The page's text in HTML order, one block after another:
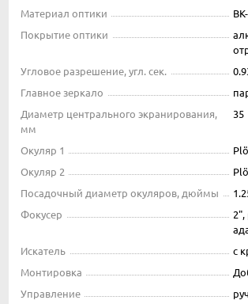
Материал оптики
Покрытие оптики
Угловое разрешение, угл. сек.
Главное зеркало
Диаметр центрального экранирования,
мм
35
Окуляр 1
Окуляр 2
Посадочный диаметр окуляров, дюймы
Фокусер
Искатель
с
Монтировка
Управление